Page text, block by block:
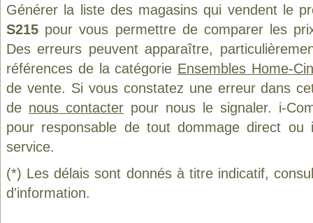
Générer la liste des magasins qui vendent le
S215 pour vous permettre de comparer les
Des erreurs peuvent apparaître,
références de la catégorie Ensembles Home-
de vente. Si vous constatez une erreur dans
de nous contacter pour nous le signaler. i-
pour responsable de tout dommage direct
service.
(*) Les délais sont donnés à titre indicatif,
d'information.